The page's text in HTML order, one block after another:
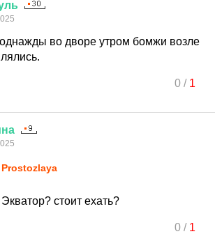
во дворе утром бомжи возле
0/ 1
Prostozlaya
стоит ехать?
0/ 1